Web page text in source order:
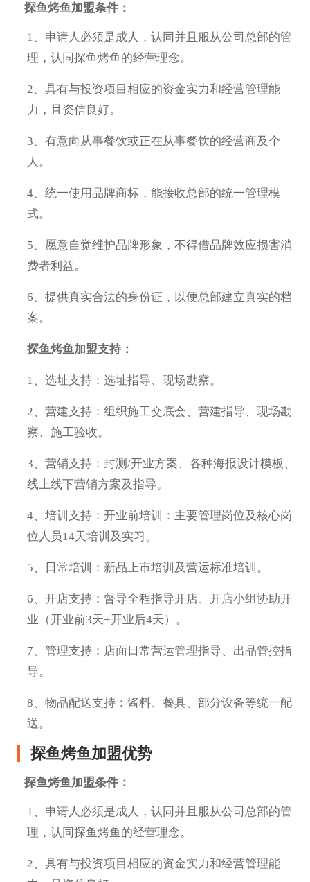
探鱼烤鱼加盟条件：
1、申请人必须是成人，认同并且服从公司总部的管
理，认同探鱼烤鱼的经营理念。
2、具有与投资项目相应的资金实力和经营管理能
力，且资信良好。
3、有意向从事餐饮或正在从事餐饮的经营商及个
人。
4、统一使用品牌商标，能接收总部的统一管理模
式。
5、愿意自觉维护品牌形象，不得借品牌效应损害消
费者利益。
6、提供真实合法的身份证，以便总部建立真实的档
案。
探鱼烤鱼加盟支持：
1、选址支持：选址指导、现场勘察。
2、营建支持：组织施工交底会、营建指导、现场勘
察、施工验收。
3、营销支持：封测/开业方案、各种海报设计模板、
线上线下营销方案及指导。
4、培训支持：开业前培训：主要管理岗位及核心岗
位人员14天培训及实习。
5、日常培训：新品上市培训及营运标准培训。
6、开店支持：督导全程指导开店、开店小组协助开
业（开业前3天+开业后4天）。
7、管理支持：店面日常营运管理指导、出品管控指
导。
8、物品配送支持：酱料、餐具、部分设备等统一配
送。
探鱼烤鱼加盟优势
探鱼烤鱼加盟条件：
1、申请人必须是成人，认同并且服从公司总部的管
理，认同探鱼烤鱼的经营理念。
2、具有与投资项目相应的资金实力和经营管理能